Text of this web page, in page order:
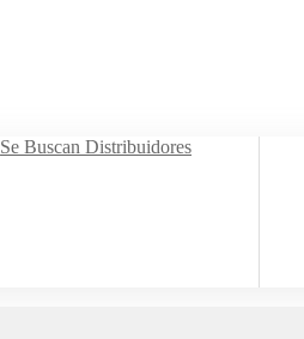
Se Buscan Distribuidores